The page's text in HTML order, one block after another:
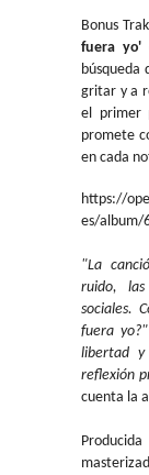
Bonus
fuera yo'
búsqueda
gritar y a
el primer
promete
en cada
https://
es/album/
"La
ruido, las
sociales.
fuera
libertad y
reflexión
cuenta la